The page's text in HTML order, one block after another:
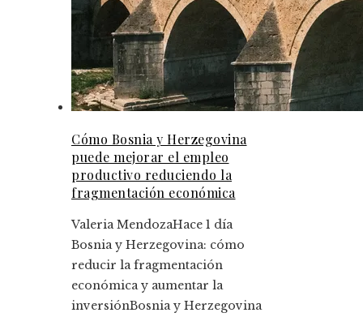
Cómo Bosnia y Herzegovina
puede mejorar el empleo
productivo reduciendo la
fragmentación económica
Valeria MendozaHace 1 día
Bosnia y Herzegovina: cómo
reducir la fragmentación
económica y aumentar la
inversiónBosnia y Herzegovina